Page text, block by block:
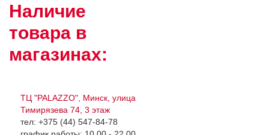
Наличие
товара в
магазинах:
ТЦ "PALAZZO", Минск, улица
Тимирязева 74, 3 этаж
тел: +375 (44) 547-84-78